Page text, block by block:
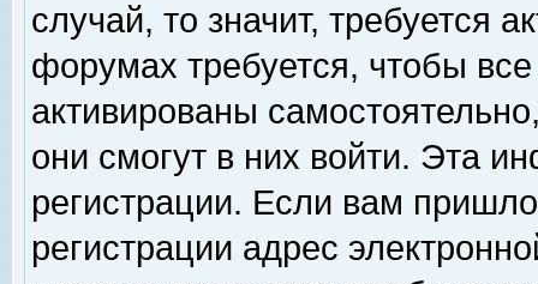
случай, то значит, требуется
форумах требуется, чтобы
активированы
они смогут в них войти. Эта
регистрации. Если вам
регистрации адрес